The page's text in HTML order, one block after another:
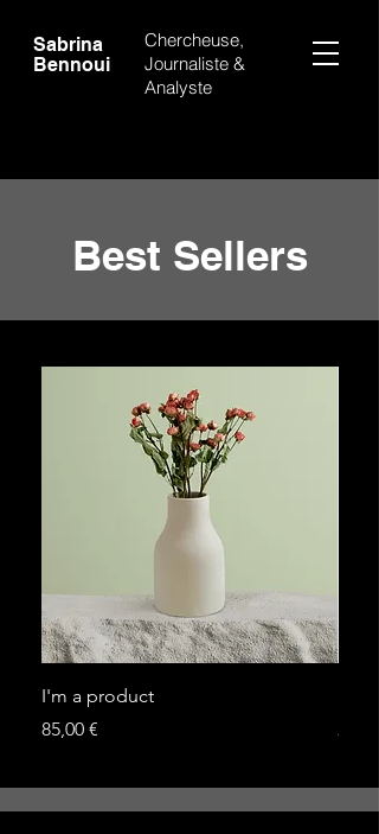
Sabrina
Bennoui
Chercheuse,
Journaliste &
Analyste
Best Sellers
I'm a product
Prix
85,00 €
Prix
20,00